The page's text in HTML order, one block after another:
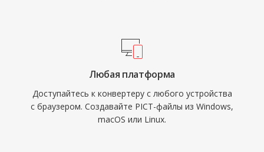
Любая платформа
Доступайтесь к конвертеру с любого устройства
с браузером. Создавайте PICT-файлы из Windows,
macOS или Linux.